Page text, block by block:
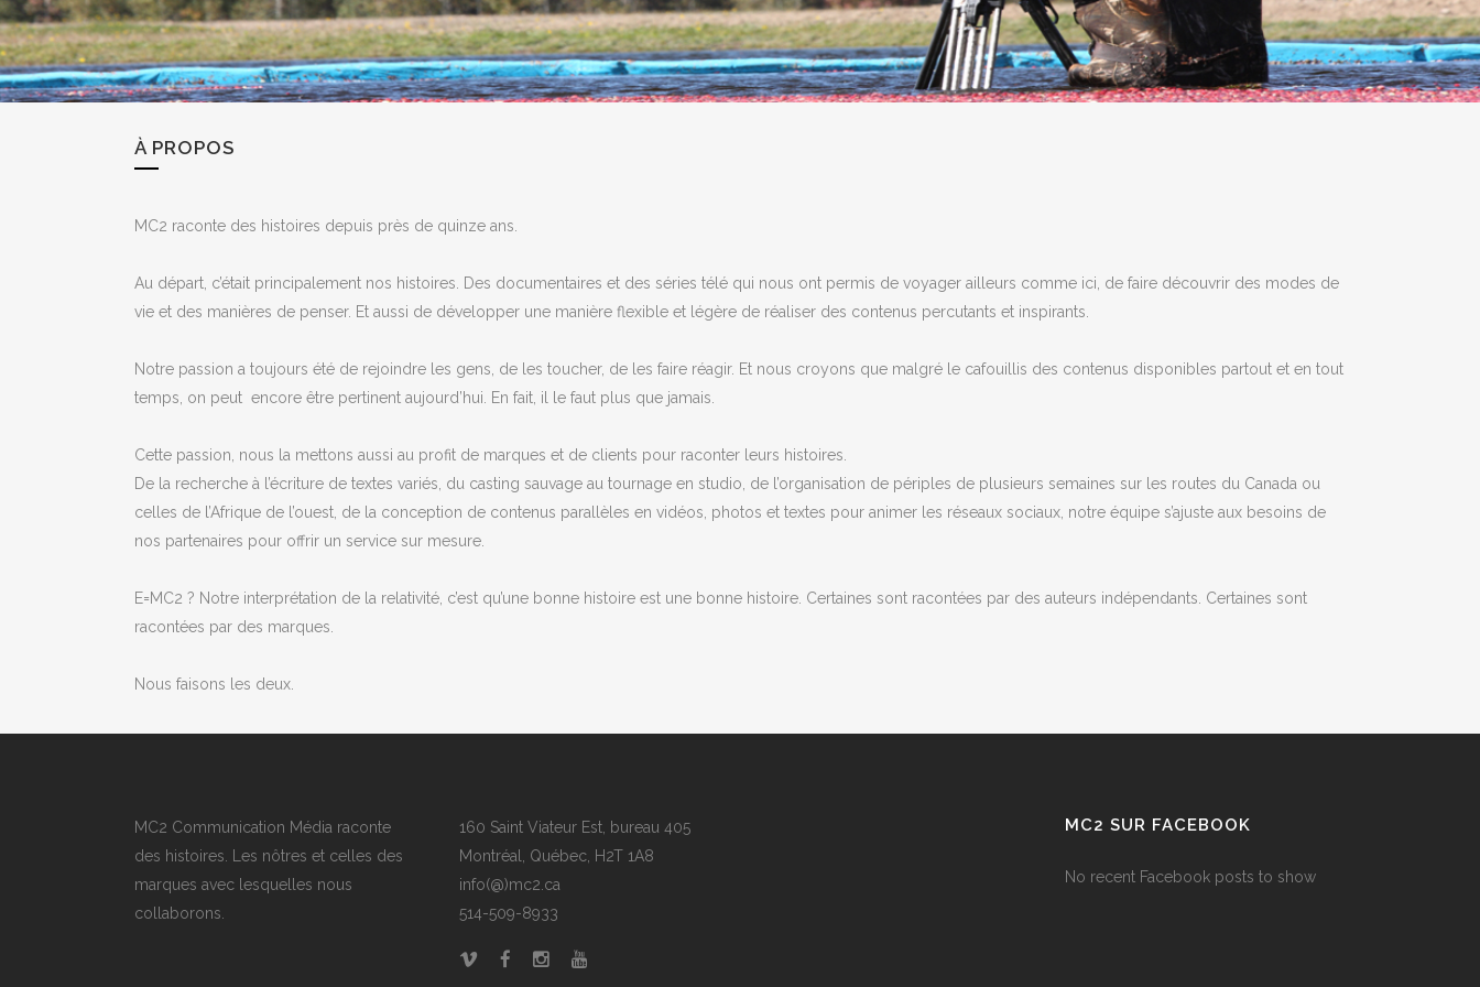
À PROPOS
MC2 raconte des histoires depuis près de quinze ans.
Au départ, c’était principalement nos histoires. Des documentaires et des séries télé qui nous ont permis de voyager ailleurs comme ici, de faire découvrir des modes de
vie et des manières de penser. Et aussi de développer une manière flexible et légère de réaliser des contenus percutants et inspirants.
Notre passion a toujours été de rejoindre les gens, de les toucher, de les faire réagir. Et nous croyons que malgré le cafouillis des contenus disponibles partout et en tout
temps, on peut encore être pertinent aujourd’hui. En fait, il le faut plus que jamais.
Cette passion, nous la mettons aussi au profit de marques et de clients pour raconter leurs histoires.
De la recherche à l’écriture de textes variés, du casting sauvage au tournage en studio, de l’organisation de périples de plusieurs semaines sur les routes du Canada ou
celles de l’Afrique de l’ouest, de la conception de contenus parallèles en vidéos, photos et textes pour animer les réseaux sociaux, notre équipe s’ajuste aux besoins de
nos partenaires pour offrir un service sur mesure.
E=MC2 ? Notre interprétation de la relativité, c’est qu’une bonne histoire est une bonne histoire. Certaines sont racontées par des auteurs indépendants. Certaines sont
racontées par des marques.
Nous faisons les deux.
MC2 Communication Média raconte
des histoires. Les nôtres et celles des
marques avec lesquelles nous
collaborons.
160 Saint Viateur Est, bureau 405
Montréal, Québec, H2T 1A8
info(@)mc2.ca
514-509-8933
MC2 SUR FACEBOOK
No recent Facebook posts to show